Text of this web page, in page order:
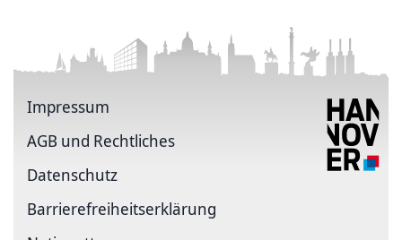
Impressum
AGB und Rechtliches
Datenschutz
Barriere­freiheits­erklärung